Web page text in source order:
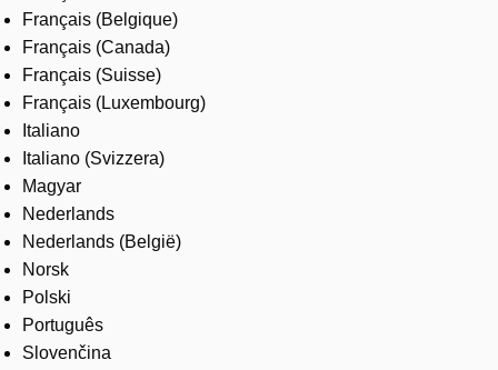
Français (Belgique)
Français (Canada)
Français (Suisse)
Français (Luxembourg)
Italiano
Italiano (Svizzera)
Magyar
Nederlands
Nederlands (België)
Norsk
Polski
Português
Slovenčina